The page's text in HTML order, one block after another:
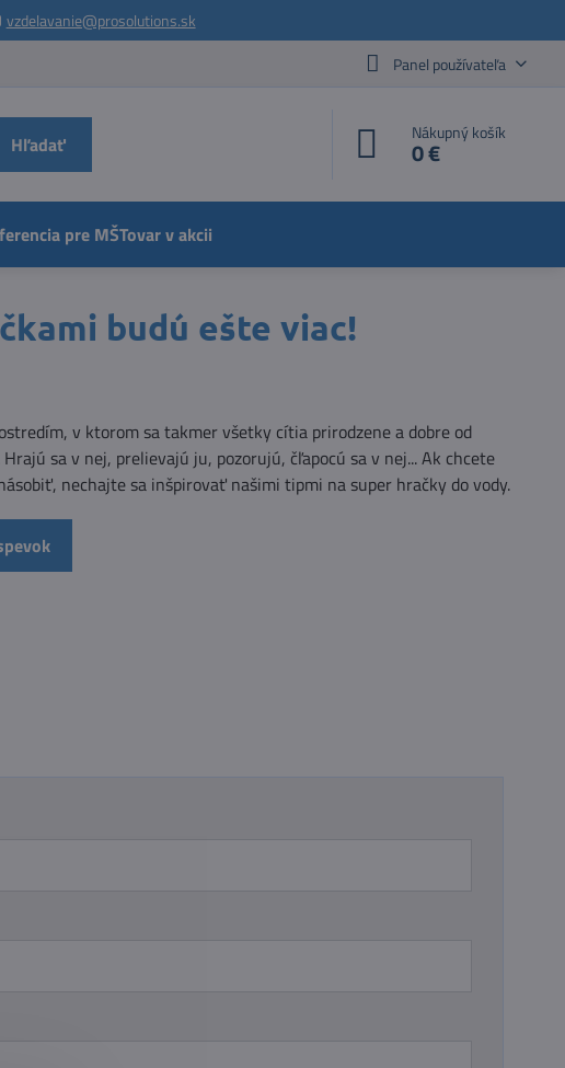
vzdelavanie@prosolutions.sk
Panel používateľa
Hľadať Nákupný košík
0 €
pre MŠTovar v akcii
budú ešte viac!
v ktorom sa takmer všetky cítia prirodzene a dobre od
sa v nej, prelievajú ju, pozorujú, čľapocú sa v nej... Ak chcete
nechajte sa inšpirovať našimi tipmi na super hračky do vody.